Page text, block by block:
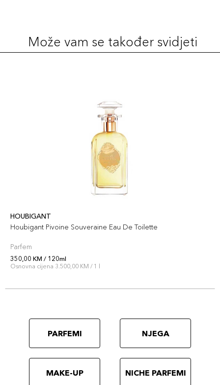
Može vam se također svidjeti
HOUBIGANT
Houbigant Pivoine Souveraine Eau De Toilette
Parfem
350,00 KM / 120ml
Osnovna cijena 3.500,00 KM / 1 l
PARFEMI NJEGA
MAKE-UP NICHE PARFEMI